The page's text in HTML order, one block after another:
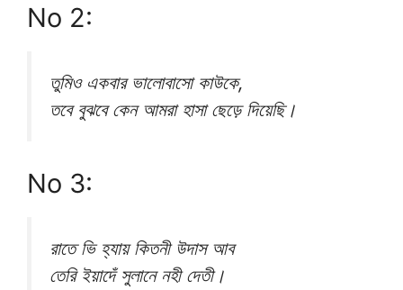
No 2:
তুমিও একবার ভালোবাসো কাউকে,
তবে বুঝবে কেন আমরা হাসা ছেড়ে দিয়েছি।
No 3:
রাতে ভি হ্যায় কিতনী উদাস আব
তেরি ইয়াদেঁ সুলানে নহী দেতী।